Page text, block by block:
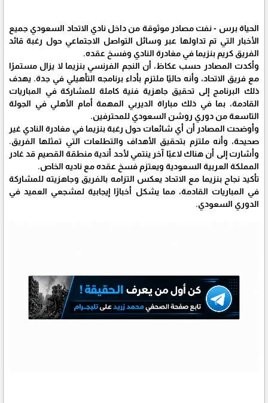
الحياة برس - نفت مصادر موثوقة من داخل نادي الاتحاد السعودي جميع
الأخبار التي تم تداولها عبر وسائل التواصل الاجتماعي حول رغبة قائد
الفريق كريم بنزيما في مغادرة النادي وفسخ عقده.
وأكدت المصادر حسب عكاظ، أن النجم الفرنسي بنزيما لا يزال مستمرًا
مع فريق الاتحاد، وأنه حاليًا ملتزم بأداء برنامجه التأهيلي في جدة. يهدف
ذلك البرنامج إلى تحقيق جاهزية فنية كاملة للمشاركة في المباريات
القادمة، بما في ذلك مباراة الديربي المهمة أمام الأهلي في الجولة
التاسعة من دوري روشن السعودي للمحترفين.
وأوضحت المصادر أن أي شائعات حول رغبة بنزيما في مغادرة النادي غير
صحيحة، وأنه ملتزم بتحقيق الأهداف والتطلعات التي تمثلها الفريق.
وأشارت إلى أن هناك لاعبًا آخر ينتمي لأحد أندية منطقة القصيم قد غادر
المملكة العربية السعودية ويعتزم فسخ عقده مع ناديه الخاص.
تأكيد نجاح بنزيما مع الاتحاد يعكس التزامه بالفريق وجاهزيته للمشاركة
في المباريات القادمة، مما يشكل أخبارًا إيجابية لمشجعي العميد في
الدوري السعودي.